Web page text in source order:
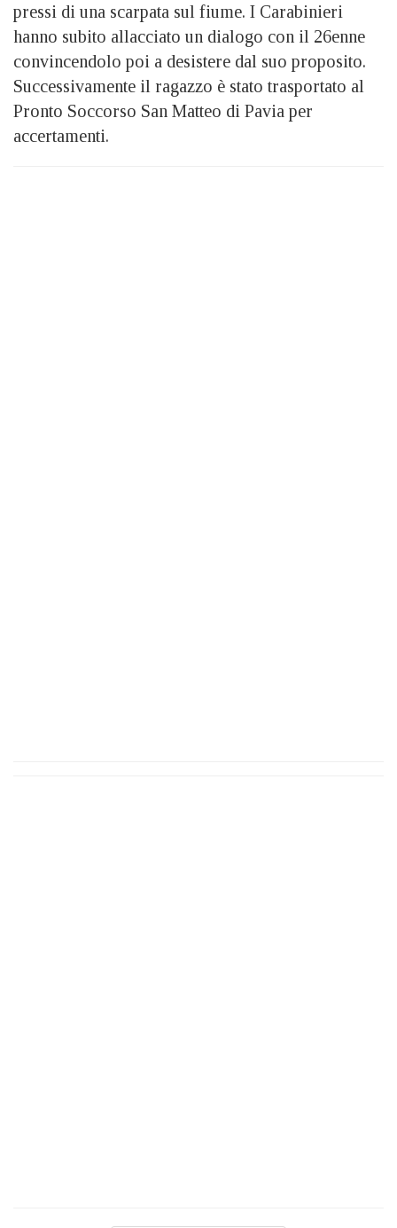
pressi di una scarpata sul fiume. I Carabinieri
hanno subito allacciato un dialogo con il 26enne
convincendolo poi a desistere dal suo proposito.
Successivamente il ragazzo è stato trasportato al
Pronto Soccorso San Matteo di Pavia per
accertamenti.